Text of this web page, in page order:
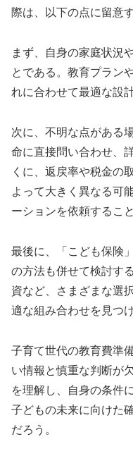
際は、以下の点に留意
まず、自身の家庭状況
とである。教育プラン
れに合わせて最適な設
次に、不明な点がある
命に直接問い合わせ、
くに、返戻率や税金の
よって大きく異なる可
ーションを依頼するこ
最後に、「こども保険
の方法も併せて検討す
資など、さまざまな選
適な組み合わせを見つ
子育て世代の教育費準
い情報と慎重な判断が
を理解し、自身の条件
子どもの未来に向けた
だろう。